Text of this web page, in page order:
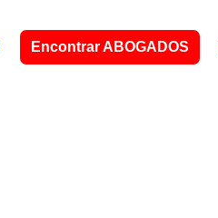
Encontrar ABOGADOS